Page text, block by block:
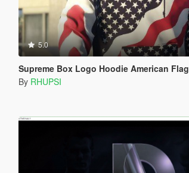
5.0
Supreme Box Logo Hoodie American Flag
By RHUPSI